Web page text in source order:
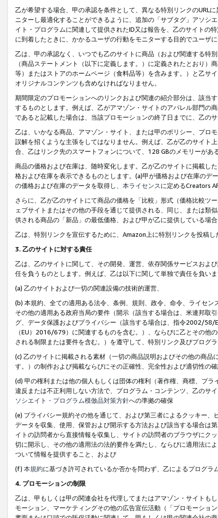
乙が希望する場合、甲の承認を条件として、異なる特別リンクのURL
ニターし最適化することができるように、追加の「サブタグ」アソシ
イト・プログラムに関連して提供されたID又は報告を、乙のサイトの
に到着したときに、かかるユーザの行動をモニターする目的でユーザ
乙は、甲の承認なく、いつでも乙のサイトに商品（および関連する特
（商品ステートメント（以下に定義します。）に定義されたとおり
等）またはストアのホームページ（食料品等）を含みます。）と乙サ
オリジナルコンテンツも含めなければなりません。
期間限定のプロモーションへのリンクおよび関連の紹介部分は、該当
するものとします。例えば、乙がアマゾン・サイトのアパレル部門の
であると記載した場合は、当該プロモーションの終了日までに、乙の
乙は、いかなる商品、アマゾン・サイト、または甲のポリシー、プロ
誤解を招くような主張をしてはなりません。例えば、乙が乙のサイト
合、乙はリンク先のスマートフォンについて、128 GBのメモリーがあ
商品の価格および在庫は、随時変化します。乙が乙のサイトに掲載し
格および在庫を表示できるものとします。(a)甲が価格および在庫の
の価格および在庫のデータを取得し、 本ライセンスに定めるCreators
さらに、乙が乙のサイトにて商品の価格を「比較」形式（価格比較ツ
ェブサイトまたはその他の手段を通じて提供される、同じ、または類
供される商品の「新品」の最低価格、および甲が乙に提供している場
乙は、特別リンクを宣伝するために、Amazon上に特別リンクを投稿
3. 乙のサイトに対する責任
乙は、乙のサイトに関して、その開発、運営、依存関係サービスおよ
任を負うものとします。例えば、乙は以下に関して単独で責任を負い
(a) 乙のサイトおよび一切の関連設備の技術的運営、
(b) 本規約、全ての適用ある法令、条例、規則、政令、命令、ライセ
その他の適用ある政府当局の要件（開示（該当する場合は、米連邦取
グ、データ保護およびプライバシー（該当する場合は、指令2002/58/
（EU）2016/679）に関連するものを含む。）、ならびに乙とその他
される制限または要件を含む。）を遵守して、特別リンク及びプログ
(c) 乙のサイトに掲載される素材（一切の商品説明およびその他の商
す。）の制作および掲載ならびにその正確性、完全性および適切性の
(d) 甲の権利または他の個人もしくは団体の権利（著作権、商標、プ
違反または不正利用しない方法で、プログラム・コンテンツ、乙のサ
ソシエイト・プログラム模倣品対策方針への準拠の確保
(e) プライバシー規約その他を通じて、および第三者によるクッキー
データを収集、使用、保管および開示する方法および該当する場合は
イトの訪問者から直接情報を収集し、サイトの訪問者のブラウザにク
切に開示し、その他の適用法の法的要件を満たし、ならびに適用法に
ついて情報を提供すること、および
(f) 本規約に基づき許可されているか否かを問わず、乙によるプログ
4. プロモーションの制限
乙は、甲もしくは甲の関連会社を代理してまたはアマゾン・サイトも
モーション、マーケティングその他の広告宣伝活動（「プロモーショ